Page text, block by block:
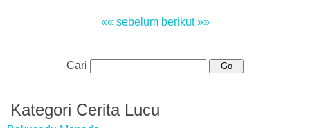
«« sebelum berikut »»
Cari
Kategori Cerita Lucu